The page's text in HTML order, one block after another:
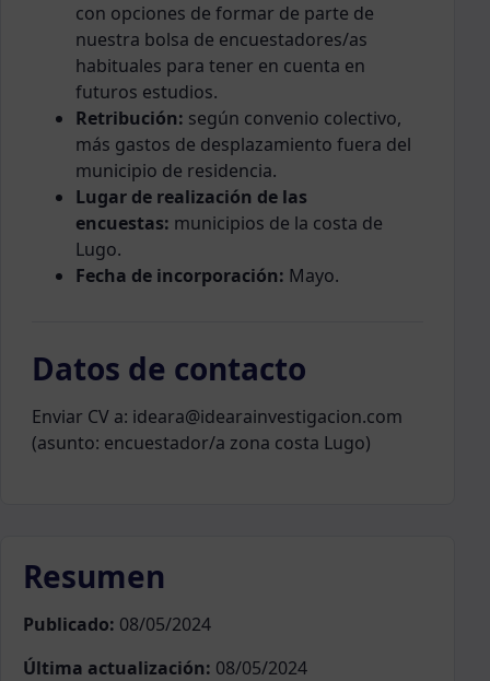
con opciones de formar de parte de
nuestra bolsa de encuestadores/as
habituales para tener en cuenta en
futuros estudios.
Retribución: según convenio colectivo,
más gastos de desplazamiento fuera del
municipio de residencia.
Lugar de realización de las
encuestas: municipios de la costa de
Lugo.
Fecha de incorporación: Mayo.
Datos de contacto
Enviar CV a: ideara@idearainvestigacion.com
(asunto: encuestador/a zona costa Lugo)
Resumen
Publicado: 08/05/2024
Última actualización: 08/05/2024